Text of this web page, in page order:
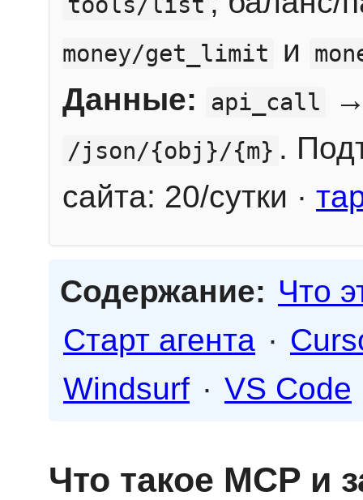
money/get_limit и
Данные: api_call
/json/{obj}/{m} .
сайта: 20/сутки ·
Содержание: Что
Старт агента ·
Windsurf · VS Code
Что такое MCP и